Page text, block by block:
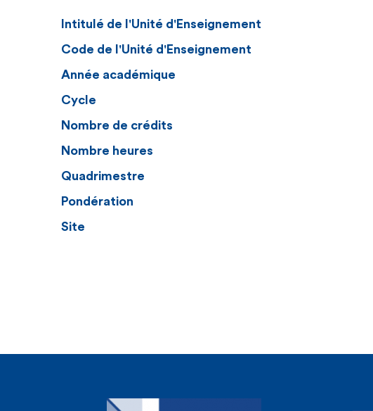
Intitulé de l'Unité d'Enseignement
Code de l'Unité d'Enseignement
Année académique
Cycle
Nombre de crédits
Nombre heures
Quadrimestre
Pondération
Site